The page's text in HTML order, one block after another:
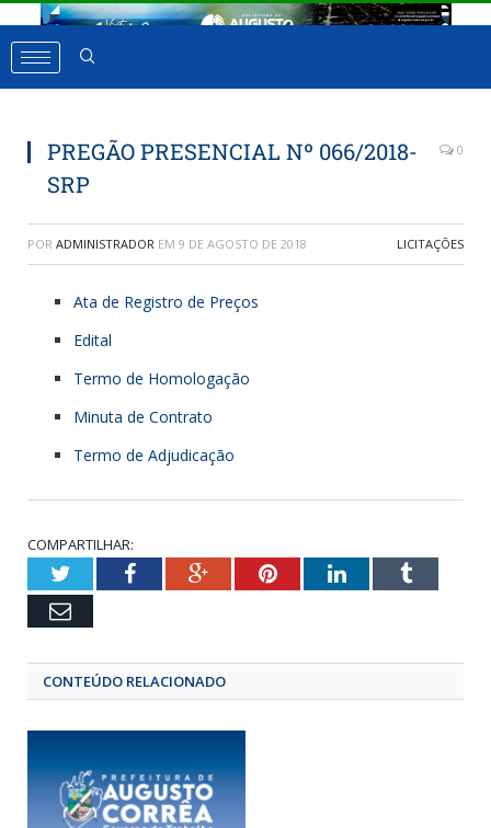
PREGÃO PRESENCIAL Nº 066/2018-
SRP
0
POR ADMINISTRADOR EM 9 DE AGOSTO DE 2018 LICITAÇÕES
Ata de Registro de Preços
Edital
Termo de Homologação
Minuta de Contrato
Termo de Adjudicação
COMPARTILHAR:
TwitterFacebookGoogle+Pinterest
LinkedIn
Email
CONTEÚDO RELACIONADO